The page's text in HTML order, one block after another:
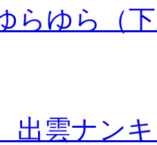
らゆら（
出雲ナン